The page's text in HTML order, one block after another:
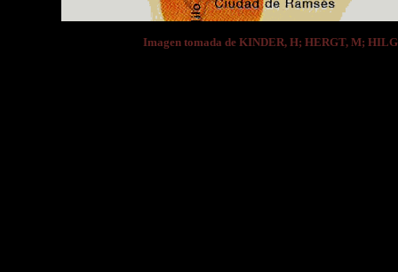
Imagen tomada de KINDER, H; HERGT, M;